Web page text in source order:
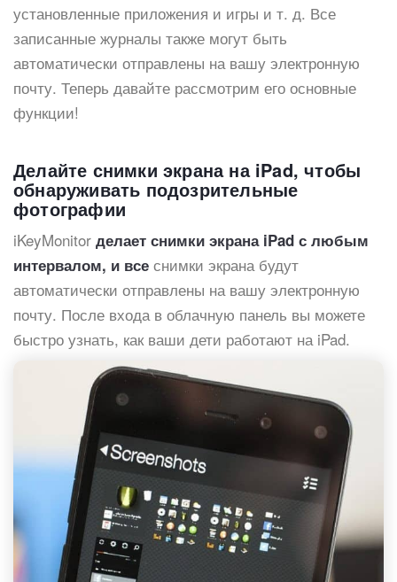
установленные приложения и игры и т. д. Все
записанные журналы также могут быть
автоматически отправлены на вашу электронную
почту. Теперь давайте рассмотрим его основные
функции!
Делайте снимки экрана на iPad, чтобы
обнаруживать подозрительные
фотографии
iKeyMonitor делает снимки экрана iPad с любым
интервалом, и все снимки экрана будут
автоматически отправлены на вашу электронную
почту. После входа в облачную панель вы можете
быстро узнать, как ваши дети работают на iPad.